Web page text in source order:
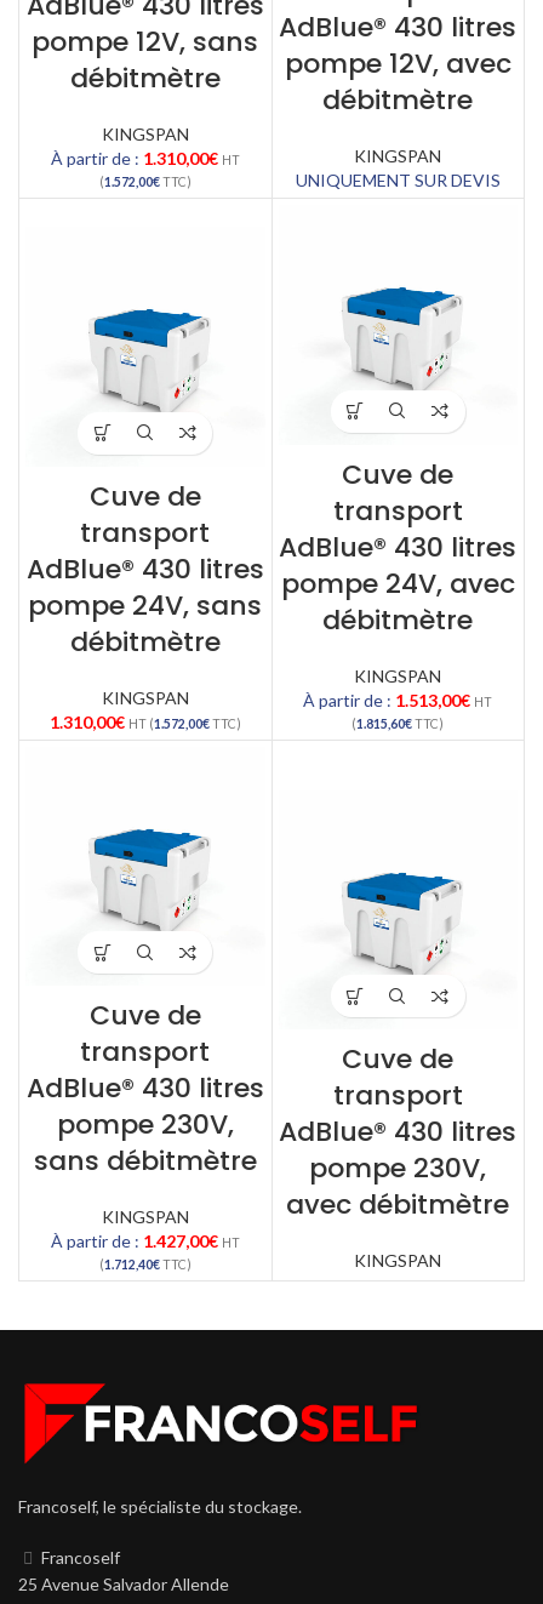
pompe 12V, sans
débitmètre
KINGSPAN
À partir de : 1.310,00€ HT
(1.572,00€TTC)
AdBlue® 430 litres
pompe 12V, avec
débitmètre
KINGSPAN
UNIQUEMENT SUR DEVIS
Cuve de
transport
AdBlue® 430 litres
pompe 24V, sans
débitmètre
KINGSPAN
1.310,00€ HT (1.572,00€TTC)
Cuve de
transport
AdBlue® 430 litres
pompe 24V, avec
débitmètre
KINGSPAN
À partir de : 1.513,00€ HT
(1.815,60€TTC)
Cuve de
transport
AdBlue® 430 litres
pompe 230V,
sans débitmètre
KINGSPAN
À partir de : 1.427,00€ HT
(1.712,40€TTC)
Cuve de
transport
AdBlue® 430 litres
pompe 230V,
avec débitmètre
KINGSPAN
Francoself, le spécialiste du stockage.
Francoself
25 Avenue Salvador Allende